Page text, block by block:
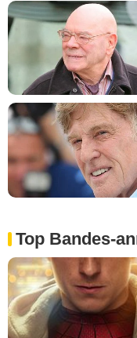
Top Bandes-